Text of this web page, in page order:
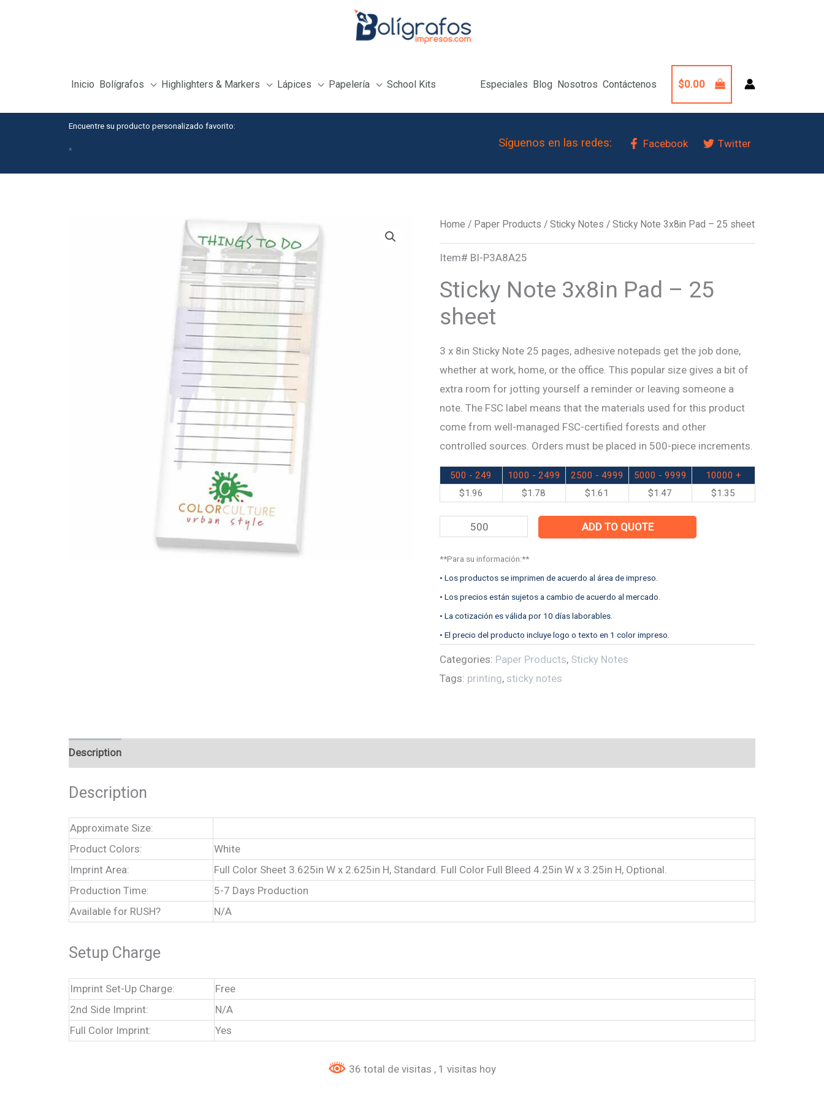
Inicio Bolígrafos Highlighters & Markers Lápices Papelería School Kits Especiales Blog Nosotros Contáctenos $0.00
Encuentre su producto personalizado favorito:
× Síguenos en las redes: Facebook Twitter
Home / Paper Products / Sticky Notes / Sticky Note 3x8in Pad – 25 sheet
Item# BI-P3A8A25
Sticky Note 3x8in Pad – 25
sheet
3 x 8in Sticky Note 25 pages, adhesive notepads get the job done,
whether at work, home, or the office. This popular size gives a bit of
extra room for jotting yourself a reminder or leaving someone a
note. The FSC label means that the materials used for this product
come from well-managed FSC-certified forests and other
controlled sources. Orders must be placed in 500-piece increments.
500 - 249 1000 - 2499 2500 - 4999 5000 - 9999
10000 +
$1.96 $1.78 $1.61 $1.47 $1.35
Sticky
Note
3x8in
Pad
-
25
quantity
ADD TO QUOTE
**Para su información:**
• Los productos se imprimen de acuerdo al área de impreso.
• Los precios están sujetos a cambio de acuerdo al mercado.
• La cotización es válida por 10 días laborables.
• El precio del producto incluye logo o texto en 1 color impreso.
Categories: Paper Products, Sticky Notes
Tags: printing, sticky notes
Description
Description
Approximate Size:
Product Colors:
White
Imprint Area:
Full Color Sheet 3.625in W x 2.625in H, Standard. Full Color Full Bleed 4.25in W x 3.25in H, Optional.
Production Time:
5-7 Days Production
Available for RUSH?
N/A
Setup Charge
Imprint Set-Up Charge:
Free
2nd Side Imprint:
N/A
Full Color Imprint:
Yes
36 total de visitas , 1 visitas hoy